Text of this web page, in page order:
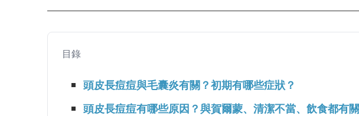
目錄
頭皮長痘痘與毛囊炎有關？初期有哪些症狀？
頭皮長痘痘有哪些原因？與賀爾蒙、清潔不當、飲食都有關